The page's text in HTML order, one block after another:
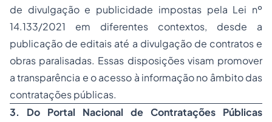
de divulgação e publicidade impostas pela Lei nº
14.133/2021 em diferentes contextos, desde a
publicação de editais até a divulgação de contratos e
obras paralisadas. Essas disposições visam promover
a transparência e o acesso à informação no âmbito das
contratações públicas.
3. Do Portal Nacional de Contratações Públicas